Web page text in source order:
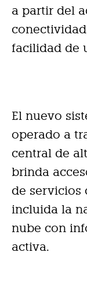
a partir del
facilidad de
El nuevo
operado a
central de
brinda
de servicios
incluida la
nube con
activa.